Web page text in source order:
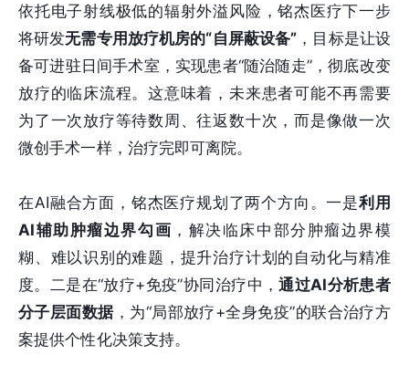
依托电子射线极低的辐射外溢风险，铭杰医疗下一步
将研发无需专用放疗机房的“自屏蔽设备” ，目标是让设
备可进驻日间手术室，实现患者“随治随走”，彻底改变
放疗的临床流程。这意味着，未来患者可能不再需要
为了一次放疗等待数周、往返数十次，而是像做一次
微创手术一样，治疗完即可离院。
在AI融合方面，铭杰医疗规划了两个方向。一是利用
AI辅助肿瘤边界勾画 ，解决临床中部分肿瘤边界模
糊、难以识别的难题，提升治疗计划的自动化与精准
度。二是在“放疗+免疫”协同治疗中，通过AI分析患者
分子层面数据，为“局部放疗+全身免疫”的联合治疗方
案提供个性化决策支持。